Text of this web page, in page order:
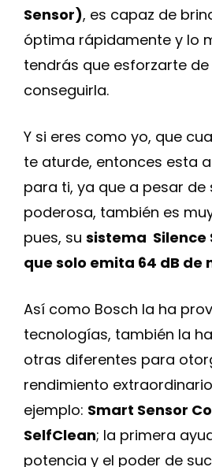
Sensor), es capaz de
óptima rápidamente y lo
tendrás que esforzarte
conseguirla.
Y si eres como yo, que
te aturde, entonces esta
para ti, ya que a pesar de
poderosa, también es
pues, su sistema Silence
que solo emita 64 dB de
Así como Bosch la ha
tecnologías, también la
otras diferentes para
rendimiento
ejemplo: Smart Sensor
SelfClean; la primera
potencia y el poder de